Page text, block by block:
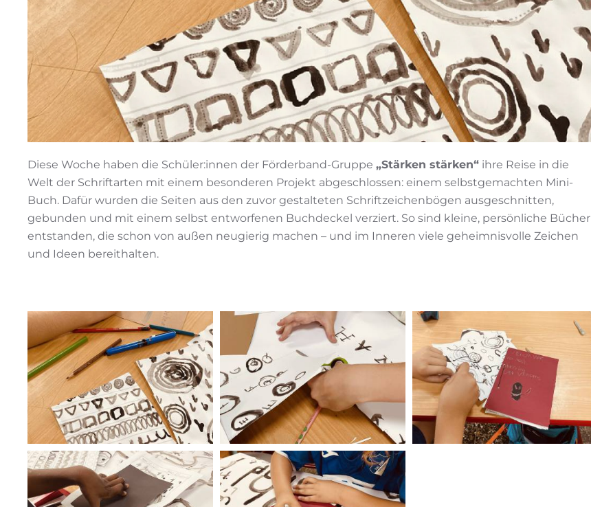
Diese Woche haben die Schüler:innen der Förderband-Gruppe „Stärken stärken“ ihre Reise in die
Welt der Schriftarten mit einem besonderen Projekt abgeschlossen: einem selbstgemachten Mini-
Buch. Dafür wurden die Seiten aus den zuvor gestalteten Schriftzeichenbögen ausgeschnitten,
gebunden und mit einem selbst entworfenen Buchdeckel verziert. So sind kleine, persönliche Bücher
entstanden, die schon von außen neugierig machen – und im Inneren viele geheimnisvolle Zeichen
und Ideen bereithalten.